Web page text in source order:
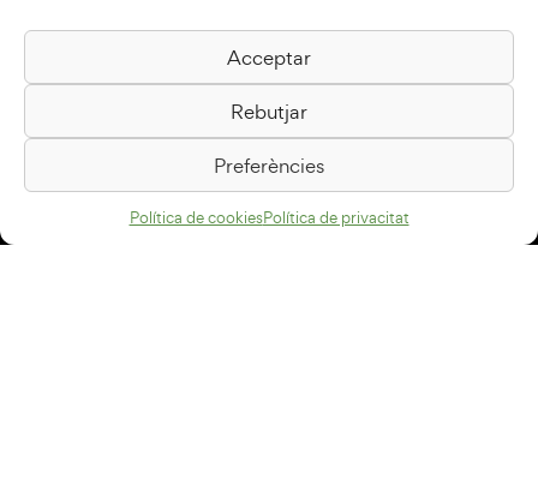
Acceptar
Rebutjar
Preferències
Política de cookiesPolítica de privacitat
Biblioteca Pilarin Bayés
Passeig de la Generalitat, 1
08500 Vic